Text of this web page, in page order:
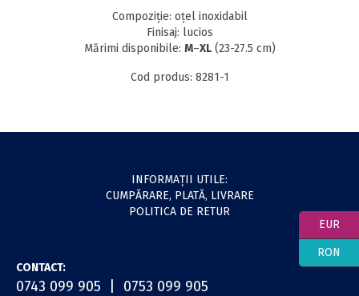
Compoziţie: oţel inoxidabil
Finisaj: lucios
Mărimi disponibile: M–XL(23-27.5 cm)
Cod produs: 8281-1
INFORMAŢII UTILE:
CUMPĂRARE, PLATĂ, LIVRARE
POLITICA DE RETUR
CONTACT:
0743 099 905 | 0753 099 905
EUR
RON